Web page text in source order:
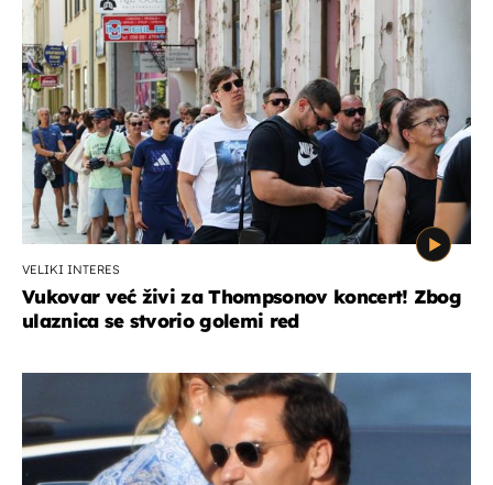
VELIKI INTERES
Vukovar već živi za Thompsonov koncert! Zbog
ulaznica se stvorio golemi red